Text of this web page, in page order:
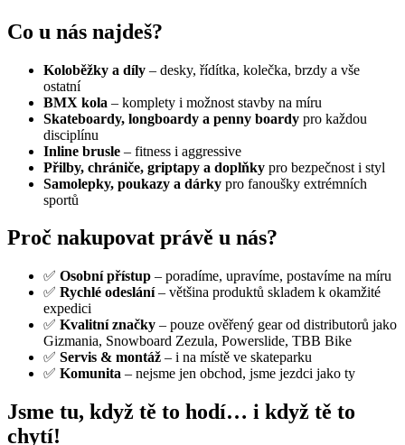
Co u nás najdeš?
Koloběžky a díly – desky, řídítka, kolečka, brzdy a vše
ostatní
BMX kola – komplety i možnost stavby na míru
Skateboardy, longboardy a penny boardy pro každou
disciplínu
Inline brusle – fitness i aggressive
Přilby, chrániče, griptapy a doplňky pro bezpečnost i styl
Samolepky, poukazy a dárky pro fanoušky extrémních
sportů
Proč nakupovat právě u nás?
✅ Osobní přístup – poradíme, upravíme, postavíme na míru
✅ Rychlé odeslání– většina produktů skladem k okamžité
expedici
✅ Kvalitní značky – pouze ověřený gear od distributorů jako
Gizmania, Snowboard Zezula, Powerslide, TBB Bike
✅ Servis & montáž – i na místě ve skateparku
✅ Komunita – nejsme jen obchod, jsme jezdci jako ty
Jsme tu, když tě to hodí… i když tě to
chytí!